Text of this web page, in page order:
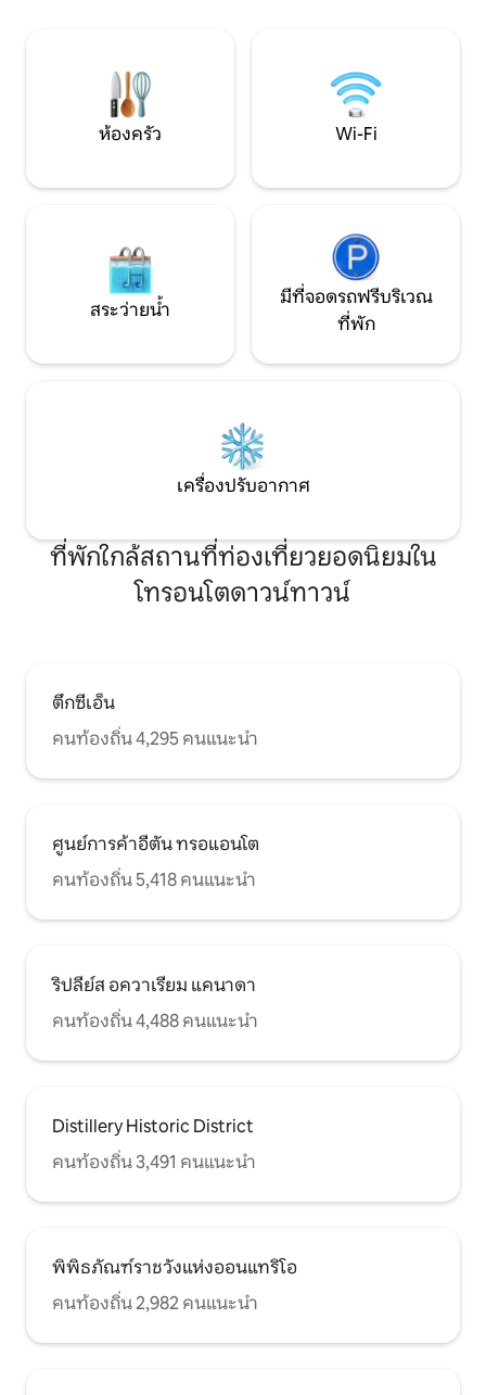
ห้องครัว Wi-Fi
สระว่ายน้ำ
มีที่จอดรถฟรีบริเวณ
ที่พัก
เครื่องปรับอากาศ
ที่พักใกล้สถานที่ท่องเที่ยวยอดนิยมใน
โทรอนโตดาวน์ทาวน์
ตึกซีเอ็น
คนท้องถิ่น 4,295 คนแนะนำ
ศูนย์การค้าอีตัน ทรอแอนโต
คนท้องถิ่น 5,418 คนแนะนำ
ริปลีย์ส อควาเรียม แคนาดา
คนท้องถิ่น 4,488 คนแนะนำ
Distillery Historic District
คนท้องถิ่น 3,491 คนแนะนำ
พิพิธภัณฑ์ราชวังแห่งออนแทริโอ
คนท้องถิ่น 2,982 คนแนะนำ